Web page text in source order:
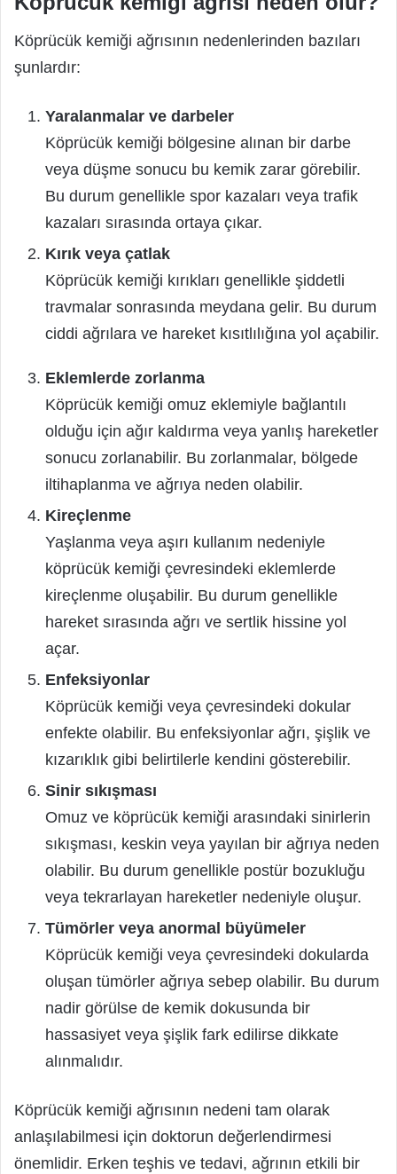
Köprücük kemiği ağrısının nedenlerinden bazıları
şunlardır:
Yaralanmalar ve darbeler
Köprücük kemiği bölgesine alınan bir darbe
veya düşme sonucu bu kemik zarar görebilir.
Bu durum genellikle spor kazaları veya trafik
kazaları sırasında ortaya çıkar.
Kırık veya çatlak
Köprücük kemiği kırıkları genellikle şiddetli
travmalar sonrasında meydana gelir. Bu durum
ciddi ağrılara ve hareket kısıtlılığına yol açabilir.
Eklemlerde zorlanma
Köprücük kemiği omuz eklemiyle bağlantılı
olduğu için ağır kaldırma veya yanlış hareketler
sonucu zorlanabilir. Bu zorlanmalar, bölgede
iltihaplanma ve ağrıya neden olabilir.
Kireçlenme
Yaşlanma veya aşırı kullanım nedeniyle
köprücük kemiği çevresindeki eklemlerde
kireçlenme oluşabilir. Bu durum genellikle
hareket sırasında ağrı ve sertlik hissine yol
açar.
Enfeksiyonlar
Köprücük kemiği veya çevresindeki dokular
enfekte olabilir. Bu enfeksiyonlar ağrı, şişlik ve
kızarıklık gibi belirtilerle kendini gösterebilir.
Sinir sıkışması
Omuz ve köprücük kemiği arasındaki sinirlerin
sıkışması, keskin veya yayılan bir ağrıya neden
olabilir. Bu durum genellikle postür bozukluğu
veya tekrarlayan hareketler nedeniyle oluşur.
Tümörler veya anormal büyümeler
Köprücük kemiği veya çevresindeki dokularda
oluşan tümörler ağrıya sebep olabilir. Bu durum
nadir görülse de kemik dokusunda bir
hassasiyet veya şişlik fark edilirse dikkate
alınmalıdır.
Köprücük kemiği ağrısının nedeni tam olarak
anlaşılabilmesi için doktorun değerlendirmesi
önemlidir. Erken teşhis ve tedavi, ağrının etkili bir